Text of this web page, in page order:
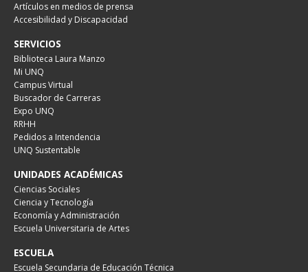
Artículos en medios de prensa
Accesibilidad y Discapacidad
SERVICIOS
Biblioteca Laura Manzo
Mi UNQ
Campus Virtual
Buscador de Carreras
Expo UNQ
RRHH
Pedidos a Intendencia
UNQ Sustentable
UNIDADES ACADÉMICAS
Ciencias Sociales
Ciencia y Tecnología
Economía y Administración
Escuela Universitaria de Artes
ESCUELA
Escuela Secundaria de Educación Técnica